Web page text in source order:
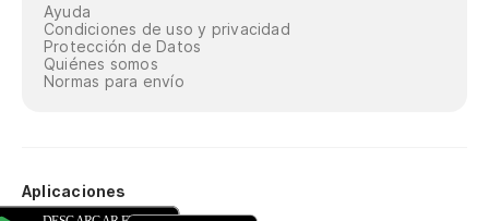
Ayuda
Condiciones de uso y privacidad
Protección de Datos
Quiénes somos
Normas para envío
Aplicaciones